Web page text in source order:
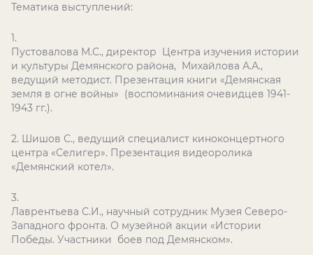
Тематика выступлений:
Пустовалова М.С., директор Центра изучения истории
и культуры Демянского района, Михайлова А.А.,
ведущий методист. Презентация книги «Демянская
земля в огне войны» (воспоминания очевидцев 1941-
1943 гг.).
2. Шишов С., ведущий специалист киноконцертного
центра «Селигер». Презентация видеоролика
«Демянский котел».
Лаврентьева С.И., научный сотрудник Музея Северо-
Западного фронта. О музейной акции «Истории
Победы. Участники боев под Демянском».